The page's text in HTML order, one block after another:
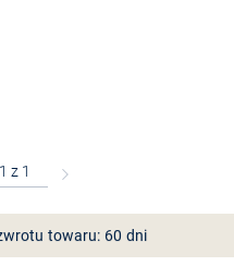
z Friends
towaru: 60 dni